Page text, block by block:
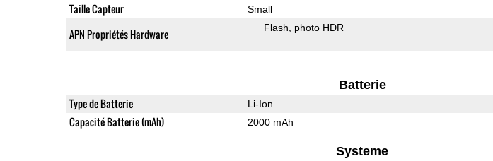
Taille Capteur Small
APN Propriétés Hardware Flash photo HDR
Batterie
Type de Batterie Li-Ion
Capacité Batterie (mAh) 2000 mAh
Systeme